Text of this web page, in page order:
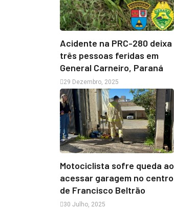
Acidente na PRC-280 deixa
três pessoas feridas em
General Carneiro, Paraná
29 Dezembro, 2025
Motociclista sofre queda ao
acessar garagem no centro
de Francisco Beltrão
30 Julho, 2025